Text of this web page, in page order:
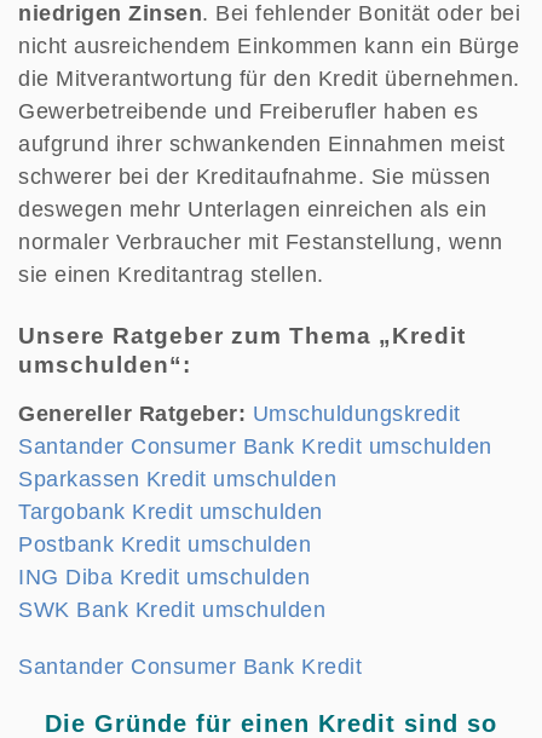
niedrigen Zinsen. Bei fehlender Bonität oder bei
nicht ausreichendem Einkommen kann ein Bürge
die Mitverantwortung für den Kredit übernehmen.
Gewerbetreibende und Freiberufler haben es
aufgrund ihrer schwankenden Einnahmen meist
schwerer bei der Kreditaufnahme. Sie müssen
deswegen mehr Unterlagen einreichen als ein
normaler Verbraucher mit Festanstellung, wenn
sie einen Kreditantrag stellen.
Unsere Ratgeber zum Thema „Kredit
umschulden“:
Genereller Ratgeber: Umschuldungskredit
Santander Consumer Bank Kredit umschulden
Sparkassen Kredit umschulden
Targobank Kredit umschulden
Postbank Kredit umschulden
ING Diba Kredit umschulden
SWK Bank Kredit umschulden
Santander Consumer Bank Kredit
Die Gründe für einen Kredit sind so